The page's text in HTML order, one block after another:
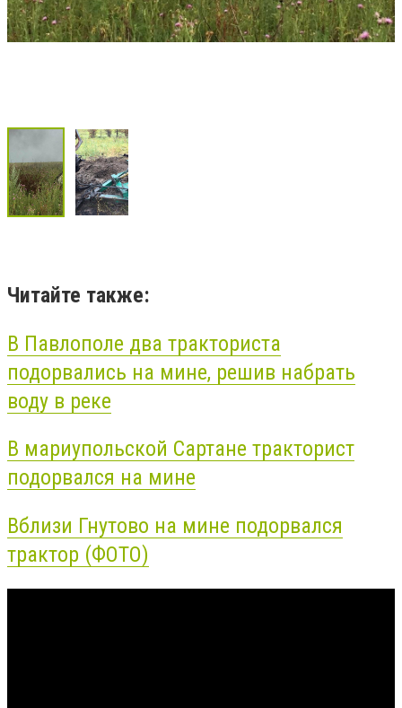
Читайте также:
В Павлополе два тракториста
подорвались на мине, решив набрать
воду в реке
В мариупольской Сартане тракторист
подорвался на мине
Вблизи Гнутово на мине подорвался
трактор (ФОТО)